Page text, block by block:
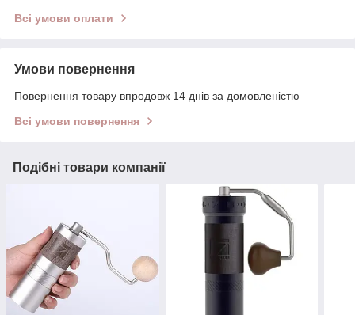
Всі умови оплати
Умови повернення
Повернення товару впродовж 14 днів за домовленістю
Всі умови повернення
Подібні товари компанії